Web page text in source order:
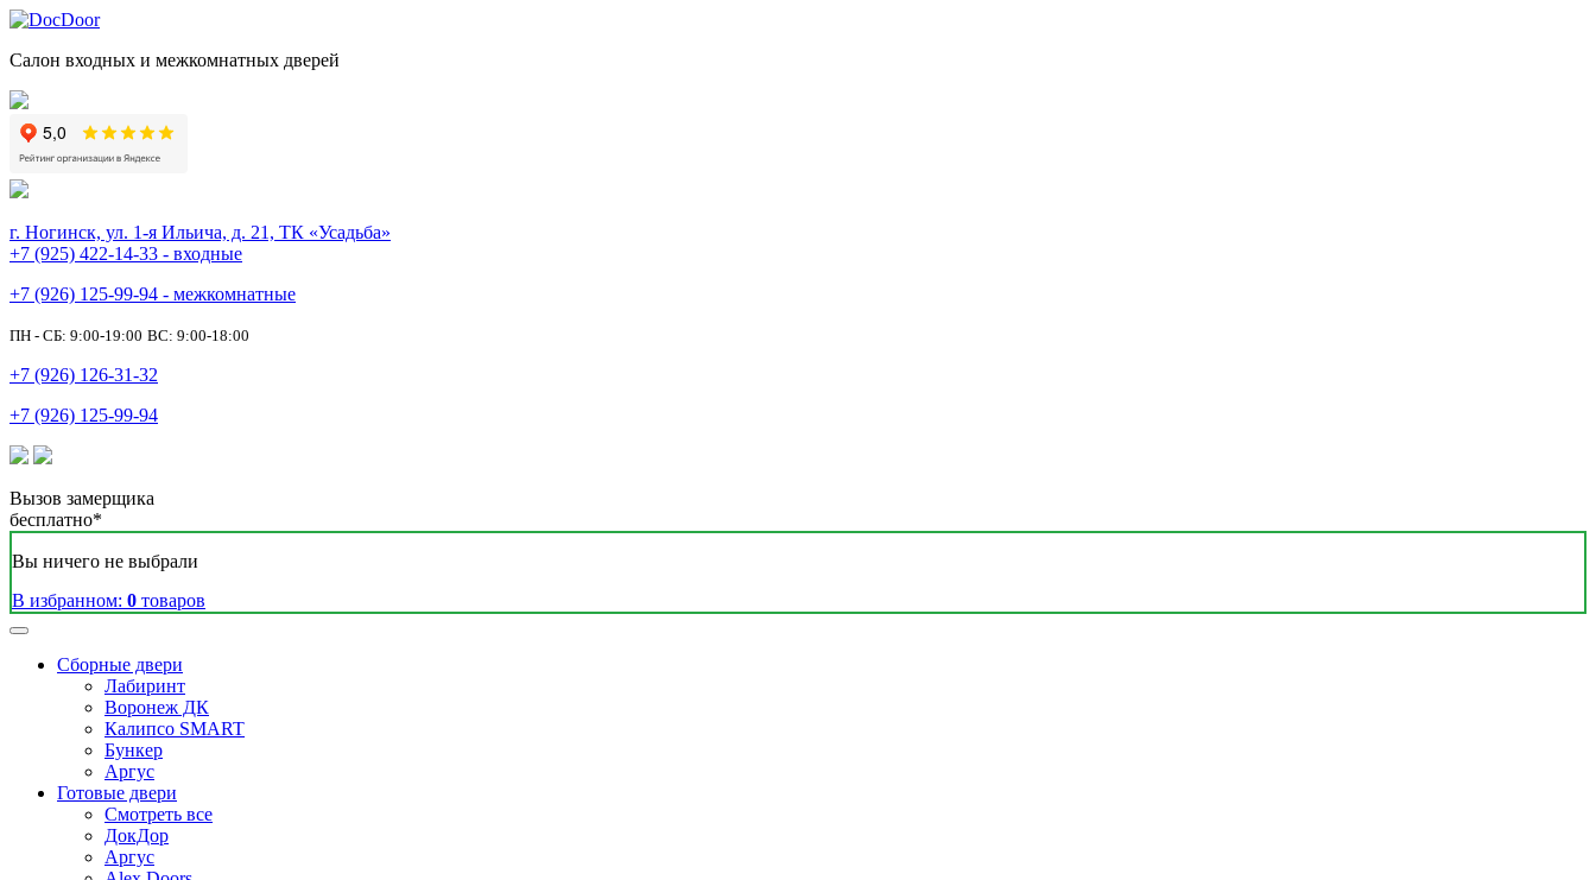
Салон входных и межкомнатных дверей
г. Ногинск, ул. 1-я Ильича, д. 21, ТК «Усадьба»
+7 (925) 422-14-33 - входные
+7 (926) 125-99-94 - межкомнатные
ПН - СБ: 9:00-19:00 ВС: 9:00-18:00
+7 (926) 126-31-32
+7 (926) 125-99-94
Вызов замерщика
бесплатно*
Вы ничего не выбрали
В избранном: 0 товаров
Сборные двери
Лабиринт
Воронеж ДК
Калипсо SMART
Бункер
Аргус
Готовые двери
Смотреть все
ДокДор
Аргус